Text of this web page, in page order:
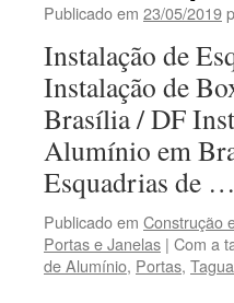
Publicado em 23/05/2019
Instalação de
Instalação de
Brasília / DF
Alumínio em
Esquadrias de …
Publicado em Construção
Portas e Janelas | Com a
de Alumínio, Portas,